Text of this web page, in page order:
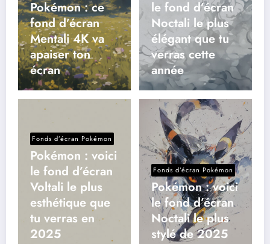
Pokémon : ce
fond d’écran
Mentali 4K va
apaiser ton
écran
le fond d’écran
Noctali le plus
élégant que tu
verras cette
année
Fonds d’écran Pokémon
Pokémon : voici
le fond d’écran
Voltali le plus
esthétique que
tu verras en
2025
Fonds d’écran Pokémon
Pokémon : voici
le fond d’écran
Noctali le plus
stylé de 2025